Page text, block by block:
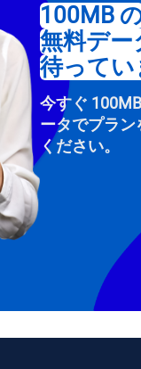
100MB
無料デー
待ってい
今すぐ
ータでプラン
ください。